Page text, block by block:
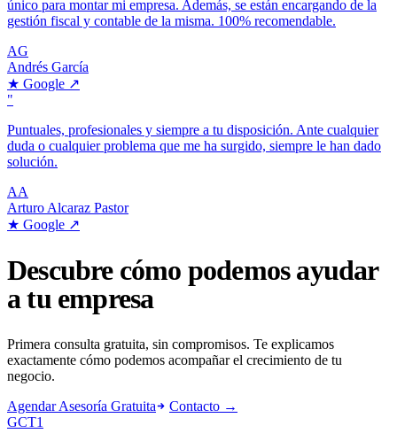
único para montar mi empresa. Además, se están encargando de la
gestión fiscal y contable de la misma. 100% recomendable.
AG
Andrés García
★ Google ↗
"
Puntuales, profesionales y siempre a tu disposición. Ante cualquier
duda o cualquier problema que me ha surgido, siempre le han dado
solución.
AA
Arturo Alcaraz Pastor
★ Google ↗
Descubre cómo podemos ayudar
a tu empresa
Primera consulta gratuita, sin compromisos. Te explicamos
exactamente cómo podemos acompañar el crecimiento de tu
negocio.
Agendar Asesoría Gratuita
Contacto →
GCT1